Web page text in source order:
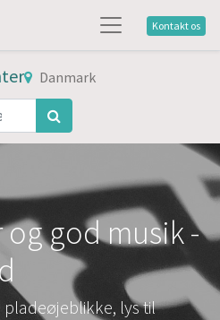
Kontakt os
Danmark
god musik -
pladeøjeblikke, lys til